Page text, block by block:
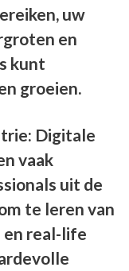
uw
en
kunt
groeien.
Digitale
vaak
uit de
te leren van
en real-life